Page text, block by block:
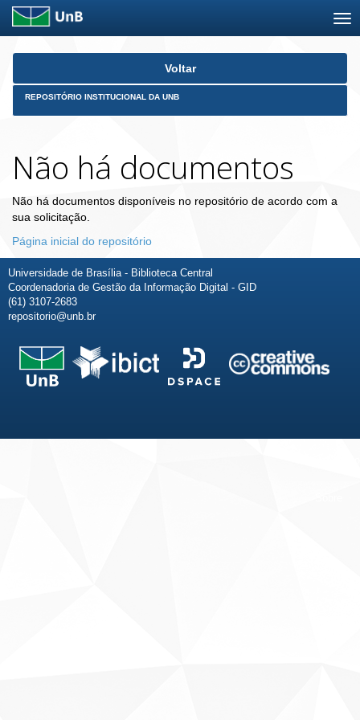
Skip
Voltar
REPOSITÓRIO INSTITUCIONAL DA UNB
Não há documentos
Não há documentos disponíveis no repositório de acordo com a
sua solicitação.
Página inicial do repositório
Universidade de Brasília - Biblioteca Central
Coordenadoria de Gestão da Informação Digital - GID
(61) 3107-2683
repositorio@unb.br